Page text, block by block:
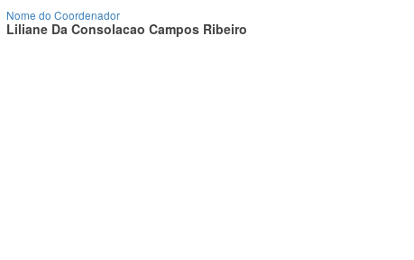
Nome do Coordenador
Liliane Da Consolacao Campos Ribeiro